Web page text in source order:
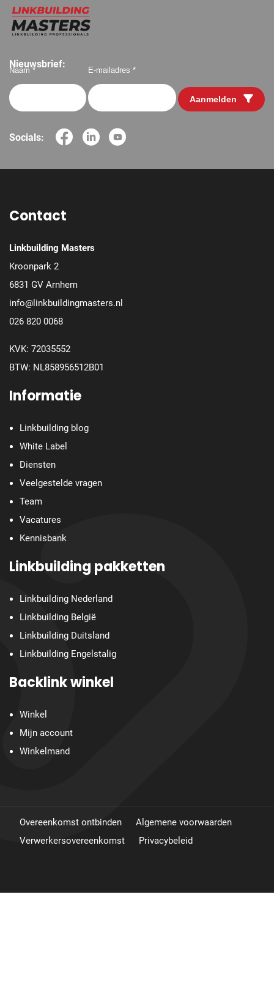
Nieuwsbrief:
Naam * E-mailadres *
Aanmelden
Socials:
Contact
Linkbuilding Masters
Kroonpark 2
6831 GV Arnhem
info@linkbuildingmasters.nl
026 820 0068
KVK: 72035552
BTW: NL858956512B01
Informatie
Linkbuilding blog
White Label
Diensten
Veelgestelde vragen
Team
Vacatures
Kennisbank
Linkbuilding pakketten
Linkbuilding Nederland
Linkbuilding België
Linkbuilding Duitsland
Linkbuilding Engelstalig
Backlink winkel
Winkel
Mijn account
Winkelmand
Overeenkomst ontbinden
Algemene voorwaarden
Verwerkersovereenkomst
Privacybeleid